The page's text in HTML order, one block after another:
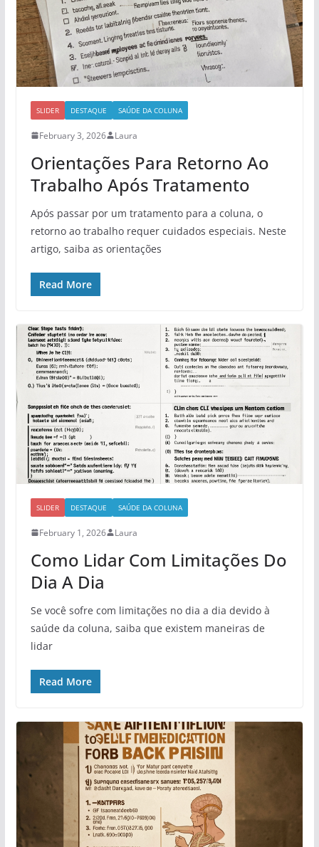
SLIDER DESTAQUE SAÚDE DA COLUNA
February 3, 2026 Laura
Orientações Para Retorno Ao
Trabalho Após Tratamento
Após passar por um tratamento para a coluna, o
retorno ao trabalho requer cuidados especiais. Neste
artigo, saiba as orientações
Read More
SLIDER DESTAQUE SAÚDE DA COLUNA
February 1, 2026 Laura
Como Lidar Com Limitações Do
Dia A Dia
Se você sofre com limitações no dia a dia devido à
saúde da coluna, saiba que existem maneiras de
lidar
Read More